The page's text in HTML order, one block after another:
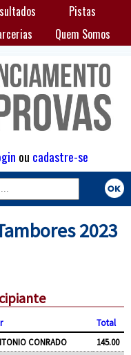
Pistas
Quem Somos
ou cadastre-se
2023
Total
CONRADO
145.00